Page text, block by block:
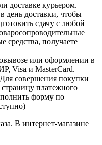
доставке курьером.
день доставки, чтобы
сдачу с любой
средства, получаете
или оформлении в
Visa и MasterCard.
совершения покупки
платежного
форму по
В интернет-магазине